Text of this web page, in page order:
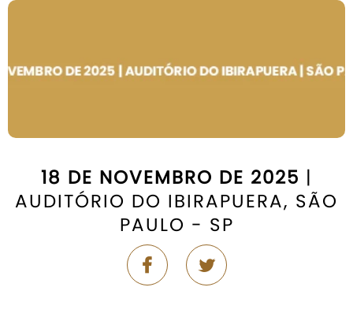
18 DE NOVEMBRO DE 2025 |
AUDITÓRIO DO IBIRAPUERA, SÃO
PAULO - SP